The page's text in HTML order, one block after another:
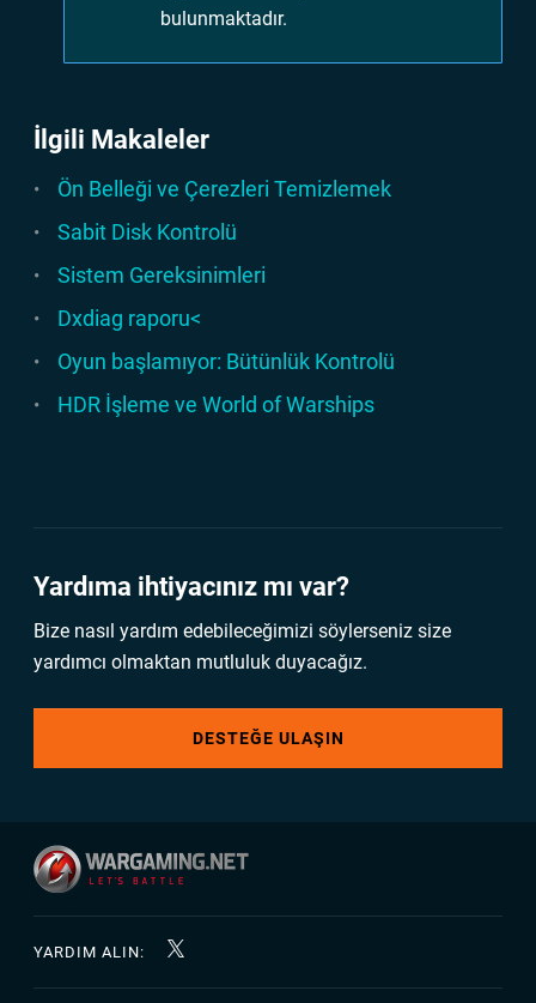
bulunmaktadır.
İlgili Makaleler
Ön Belleği ve Çerezleri Temizlemek
Sabit Disk Kontrolü
Sistem Gereksinimleri
Dxdiag raporu<
Oyun başlamıyor: Bütünlük Kontrolü
HDR İşleme ve World of Warships
Yardıma ihtiyacınız mı var?
Bize nasıl yardım edebileceğimizi söylerseniz size
yardımcı olmaktan mutluluk duyacağız.
DESTEĞE ULAŞIN
YARDIM ALIN: